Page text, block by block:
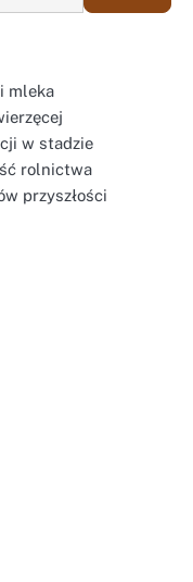
mleka
w stadzie
rolnictwa
przyszłości